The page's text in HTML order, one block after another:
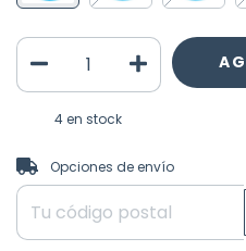
4en stock
Entregas para el CP:
Opciones de envío